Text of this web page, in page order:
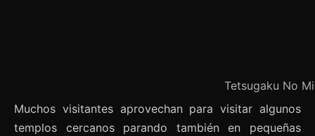
Tetsugaku No
Muchos visitantes aprovechan para visitar algunos
templos cercanos parando también en pequeñas